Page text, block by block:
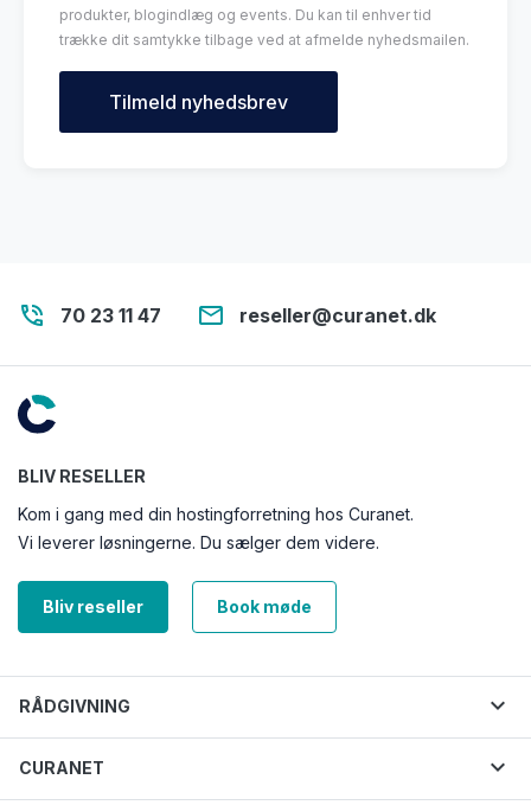
produkter, blogindlæg og events. Du kan til enhver tid
trække dit samtykke tilbage ved at afmelde nyhedsmailen.
phone_in_talk 70 23 11 47 email reseller@curanet.dk
BLIV RESELLER
Kom i gang med din hostingforretning hos Curanet.
Vi leverer løsningerne. Du sælger dem videre.
Bliv reseller Book møde
RÅDGIVNING expand_more
CURANET expand_more